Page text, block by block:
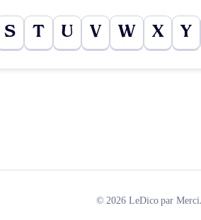
S T U V W X Y
© 2026 LeDico par